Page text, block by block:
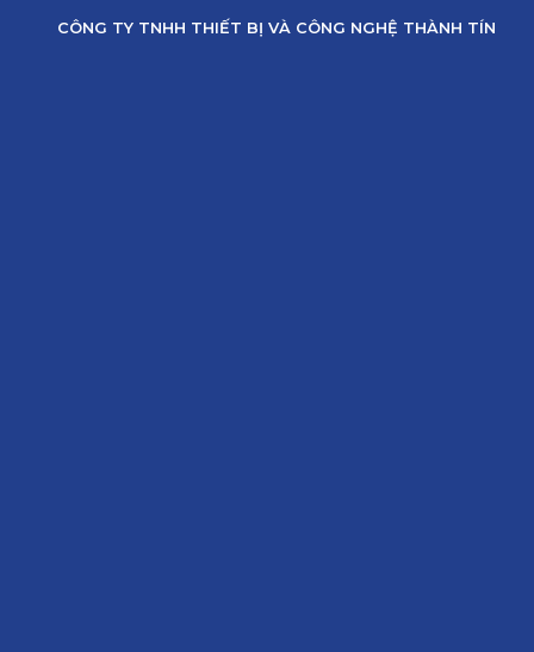
CÔNG TY TNHH THIẾT BỊ VÀ CÔNG NGHỆ THÀNH TÍN